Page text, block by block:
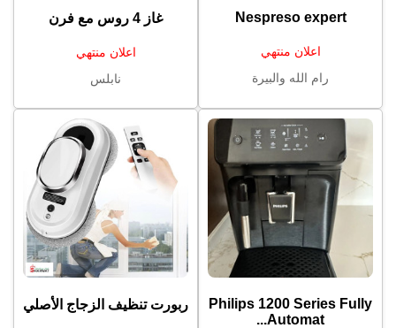
Nespreso expert
اعلان منتهي
رام الله والبيرة
غاز ⁦⁦4⁩⁩ روس مع فرن
اعلان منتهي
نابلس
Philips 1200 Series Fully
Automat...
ربورت تنظيف الزجاج الأصلي